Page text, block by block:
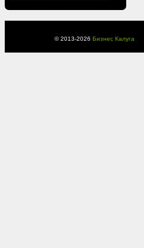
© 2013-2026 Бизнес Калуга